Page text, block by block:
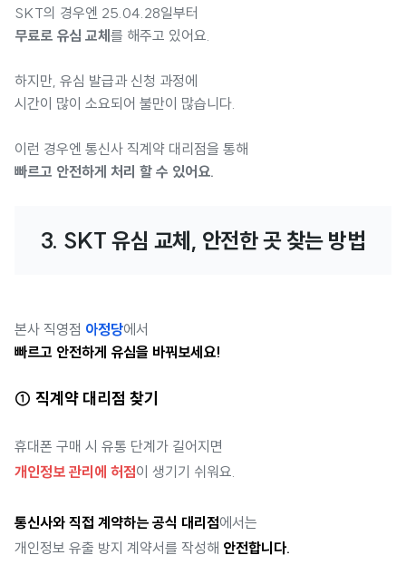
SKT의 경우엔 25.04.28일부터
무료로 유심 교체 를 해주고 있어요.
하지만, 유심 발급과 신청 과정에
시간이 많이 소요되어 불만이 많습니다.
이런 경우엔 통신사 직계약 대리점을 통해
빠르고 안전하게 처리 할 수 있어요.
3. SKT 유심 교체, 안전한 곳 찾는 방법
본사 직영점 아정당에서
빠르고 안전하게 유심을 바꿔보세요!
① 직계약 대리점 찾기
휴대폰 구매 시 유통 단계가 길어지면
개인정보 관리에 허점이 생기기 쉬워요.
통신사와 직접 계약하는 공식 대리점에서는
개인정보 유출 방지 계약서를 작성해 안전합니다.